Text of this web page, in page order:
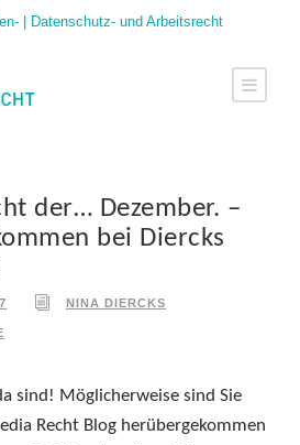
| Datenschutz- und Arbeitsrecht
der… Dezember. –
bei Diercks
NINA DIERCKS
sind! Möglicherweise sind Sie
Recht Blog herübergekommen